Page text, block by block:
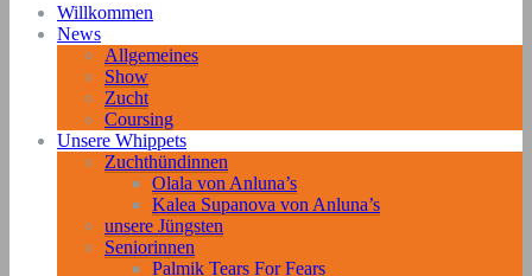
Willkommen
News
Allgemeines
Show
Zucht
Coursing
Unsere Whippets
Zuchthündinnen
Olala von Anluna’s
Kalea Supanova von Anluna’s
unsere Jüngsten
Seniorinnen
Palmik Tears For Fears